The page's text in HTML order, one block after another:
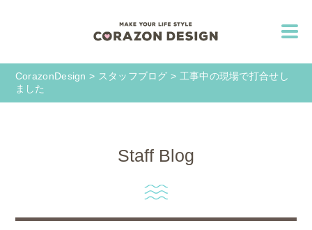
CorazonDesign > スタッフブログ > 工事中の現場で打合せし
ました
Staff Blog